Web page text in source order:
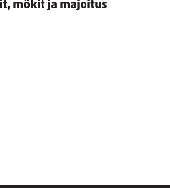
mökit ja majoitus